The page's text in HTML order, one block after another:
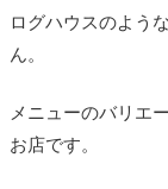
ログハウスのよう
ん。
メニューのバリエ
お店です。